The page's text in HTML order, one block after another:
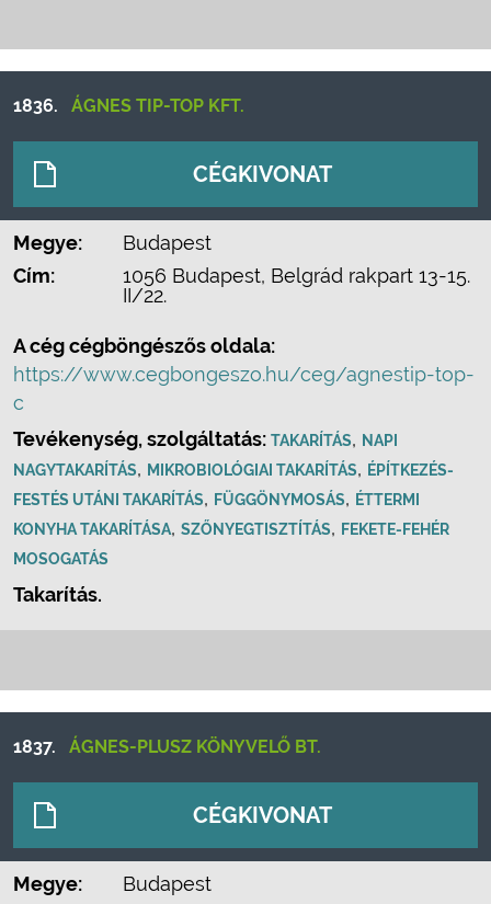
1836. ÁGNES TIP-TOP KFT.
CÉGKIVONAT
Megye:
Budapest
Cím:
1056 Budapest, Belgrád rakpart 13-15.
II/22.
A cég cégböngészős oldala:
https://www.cegbongeszo.hu/ceg/agnestip-top-
c
Tevékenység, szolgáltatás: TAKARÍTÁS, NAPI
NAGYTAKARÍTÁS, MIKROBIOLÓGIAI TAKARÍTÁS, ÉPÍTKEZÉS-
FESTÉS UTÁNI TAKARÍTÁS, FÜGGÖNYMOSÁS, ÉTTERMI
KONYHA TAKARÍTÁSA, SZŐNYEGTISZTÍTÁS, FEKETE-FEHÉR
MOSOGATÁS
Takarítás.
1837. ÁGNES-PLUSZ KÖNYVELŐ BT.
CÉGKIVONAT
Megye:
Budapest